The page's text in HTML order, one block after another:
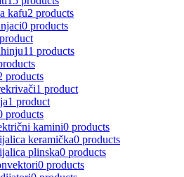
kafu2 products
0 products
11 products
products
1 product
1 product
products
kamini0 products
keramička0 products
plinska0 products
0 products